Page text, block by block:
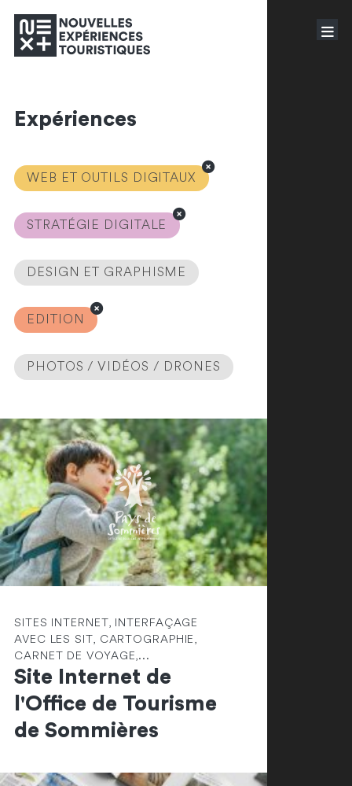
Expériences
WEB ET OUTILS DIGITAUX
STRATÉGIE DIGITALE
DESIGN ET GRAPHISME
EDITION
PHOTOS / VIDÉOS / DRONES
SITES INTERNET, INTERFAÇAGE
AVEC LES SIT, CARTOGRAPHIE,
CARNET DE VOYAGE,...
Site Internet de
l'Office de Tourisme
de Sommières